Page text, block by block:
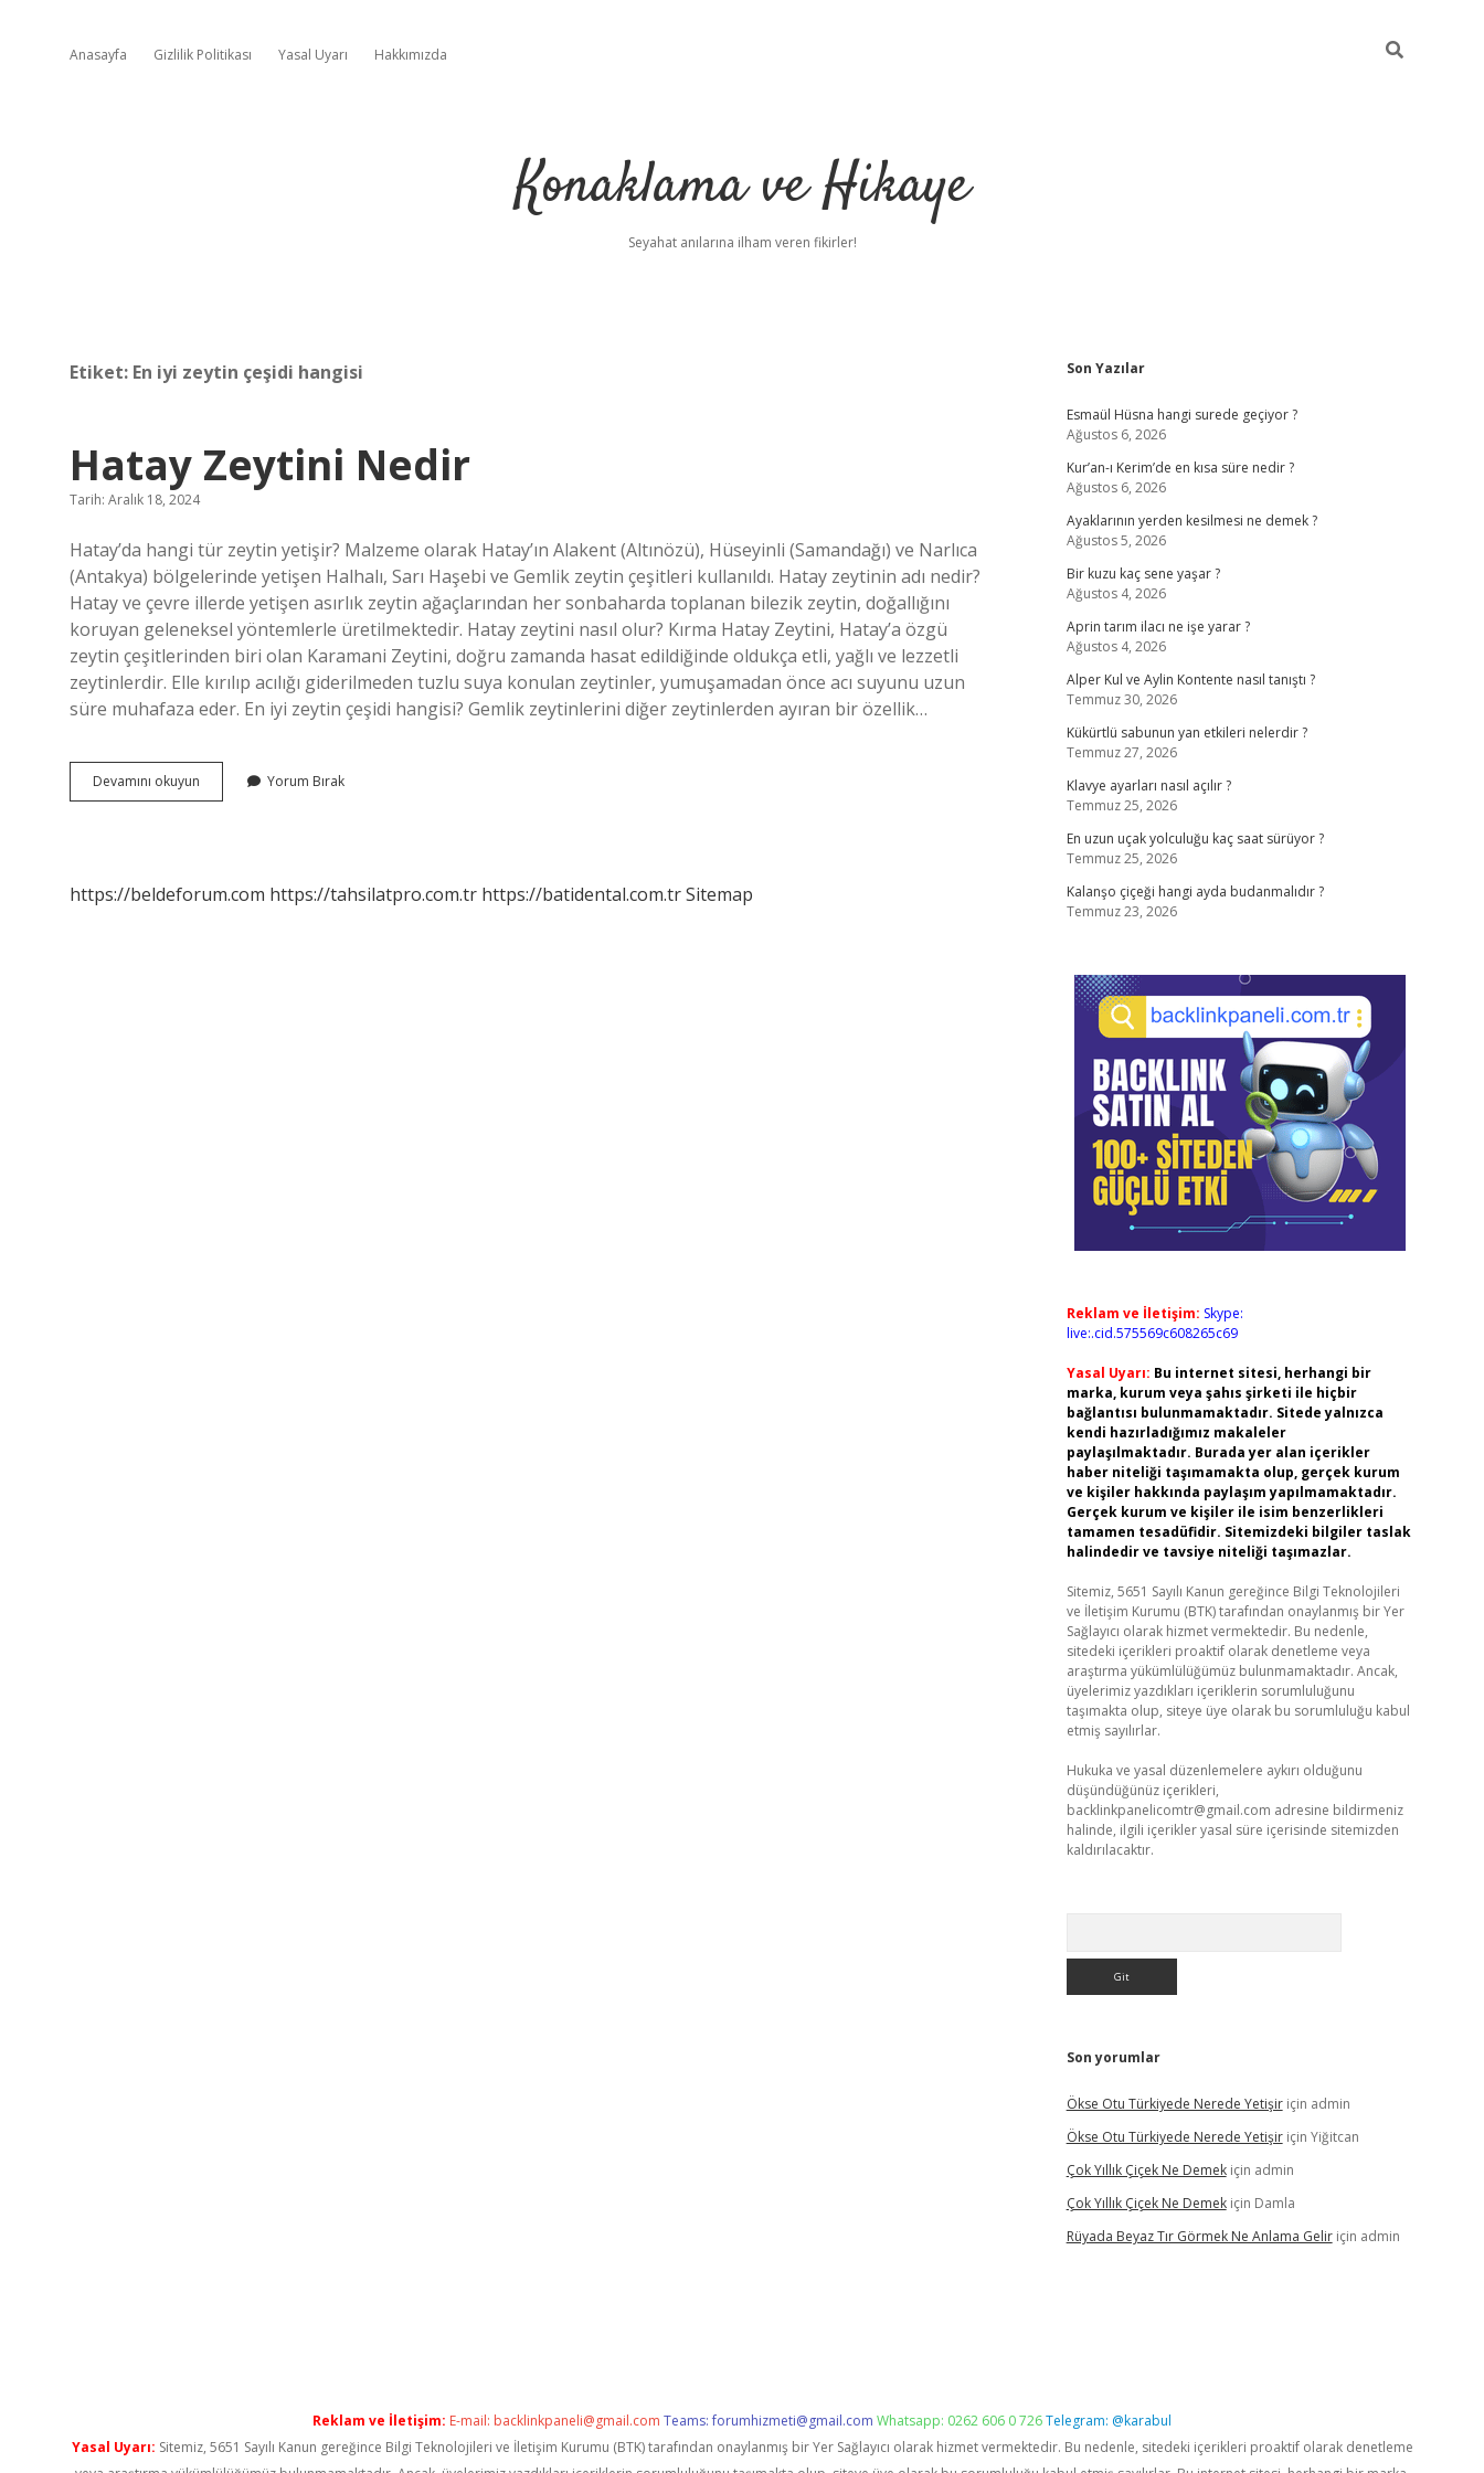
Anasayfa Gizlilik Politikası Yasal Uyarı Hakkımızda
Konaklama ve Hikaye
Seyahat anılarına ilham veren fikirler!
Etiket: En iyi zeytin çeşidi hangisi
Hatay Zeytini Nedir
Tarih: Aralık 18, 2024
Hatay’da hangi tür zeytin yetişir? Malzeme olarak Hatay’ın Alakent (Altınözü), Hüseyinli (Samandağı) ve Narlıca
(Antakya) bölgelerinde yetişen Halhalı, Sarı Haşebi ve Gemlik zeytin çeşitleri kullanıldı. Hatay zeytinin adı nedir?
Hatay ve çevre illerde yetişen asırlık zeytin ağaçlarından her sonbaharda toplanan bilezik zeytin, doğallığını
koruyan geleneksel yöntemlerle üretilmektedir. Hatay zeytini nasıl olur? Kırma Hatay Zeytini, Hatay’a özgü
zeytin çeşitlerinden biri olan Karamani Zeytini, doğru zamanda hasat edildiğinde oldukça etli, yağlı ve lezzetli
zeytinlerdir. Elle kırılıp acılığı giderilmeden tuzlu suya konulan zeytinler, yumuşamadan önce acı suyunu uzun
süre muhafaza eder. En iyi zeytin çeşidi hangisi? Gemlik zeytinlerini diğer zeytinlerden ayıran bir özellik…
Devamını okuyun
Zeytini
Yorum Bırak
https://beldeforum.com https://tahsilatpro.com.tr https://batidental.com.trSitemap
Sidebar
Son Yazılar
Esmaül Hüsna hangi surede geçiyor ?
Ağustos 6, 2026
Kur’an-ı Kerim’de en kısa süre nedir ?
Ağustos 6, 2026
Ayaklarının yerden kesilmesi ne demek ?
Ağustos 5, 2026
Bir kuzu kaç sene yaşar ?
Ağustos 4, 2026
Aprin tarım ilacı ne işe yarar ?
Ağustos 4, 2026
Alper Kul ve Aylin Kontente nasıl tanıştı ?
Temmuz 30, 2026
Kükürtlü sabunun yan etkileri nelerdir ?
Temmuz 27, 2026
Klavye ayarları nasıl açılır ?
Temmuz 25, 2026
En uzun uçak yolculuğu kaç saat sürüyor ?
Temmuz 25, 2026
Kalanşo çiçeği hangi ayda budanmalıdır ?
Temmuz 23, 2026
Reklam ve İletişim: Skype:
live:.cid.575569c608265c69
Yasal Uyarı: Bu internet sitesi, herhangi bir
marka, kurum veya şahıs şirketi ile hiçbir
bağlantısı bulunmamaktadır. Sitede yalnızca
kendi hazırladığımız makaleler
paylaşılmaktadır. Burada yer alan içerikler
haber niteliği taşımamakta olup, gerçek kurum
ve kişiler hakkında paylaşım yapılmamaktadır.
Gerçek kurum ve kişiler ile isim benzerlikleri
tamamen tesadüfidir. Sitemizdeki bilgiler taslak
halindedir ve tavsiye niteliği taşımazlar.
Sitemiz, 5651 Sayılı Kanun gereğince Bilgi Teknolojileri
ve İletişim Kurumu (BTK) tarafından onaylanmış bir Yer
Sağlayıcı olarak hizmet vermektedir. Bu nedenle,
sitedeki içerikleri proaktif olarak denetleme veya
araştırma yükümlülüğümüz bulunmamaktadır. Ancak,
üyelerimiz yazdıkları içeriklerin sorumluluğunu
taşımakta olup, siteye üye olarak bu sorumluluğu kabul
etmiş sayılırlar.
Hukuka ve yasal düzenlemelere aykırı olduğunu
düşündüğünüz içerikleri,
backlinkpanelicomtr@gmail.com adresine bildirmeniz
halinde, ilgili içerikler yasal süre içerisinde sitemizden
kaldırılacaktır.
Son yorumlar
Ökse Otu Türkiyede Nerede Yetişiriçin admin
Ökse Otu Türkiyede Nerede Yetişiriçin Yiğitcan
Çok Yıllık Çiçek Ne Demekiçin admin
Çok Yıllık Çiçek Ne Demekiçin Damla
Rüyada Beyaz Tır Görmek Ne Anlama Geliriçin admin
Reklam ve İletişim: E-mail: backlinkpaneli@gmail.com Teams:forumhizmeti@gmail.com Whatsapp: 0262 606 0 726Telegram: @karabul
Yasal Uyarı: Sitemiz, 5651 Sayılı Kanun gereğince Bilgi Teknolojileri ve İletişim Kurumu (BTK) tarafından onaylanmış bir Yer Sağlayıcı olarak hizmet vermektedir. Bu nedenle, sitedeki içerikleri proaktif olarak denetleme